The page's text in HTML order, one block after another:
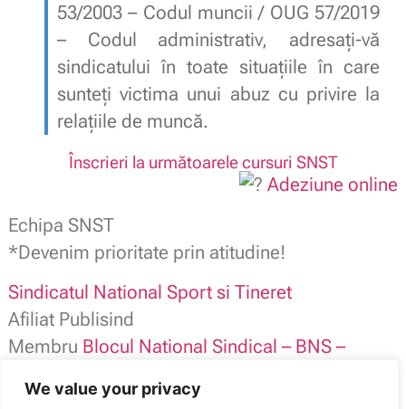
We value your privacy
53/2003 – Codul muncii / OUG 57/2019
– Codul administrativ, adresați-vă
sindicatului în toate situațiile în care
sunteți victima unui abuz cu privire la
relațiile de muncă.
Înscrieri la următoarele cursuri SNST
Adeziune online
Echipa SNST
*Devenim prioritate prin atitudine!
Sindicatul National Sport si Tineret
Afiliat Publisind
Membru Blocul National Sindical – BNS –
SNST contact: 0784.116.973